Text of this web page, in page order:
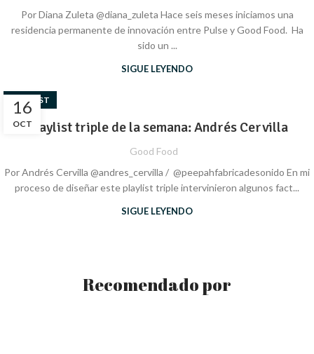
Por Diana Zuleta @diana_zuleta Hace seis meses iniciamos una
residencia permanente de innovación entre Pulse y Good Food. Ha
sido un ...
SIGUE LEYENDO
16
OCT
PLAYLIST
Playlist triple de la semana: Andrés Cervilla
Good Food
Por Andrés Cervilla @andres_cervilla / @peepahfabricadesonido En mi
proceso de diseñar este playlist triple intervinieron algunos fact...
SIGUE LEYENDO
Recomendado por